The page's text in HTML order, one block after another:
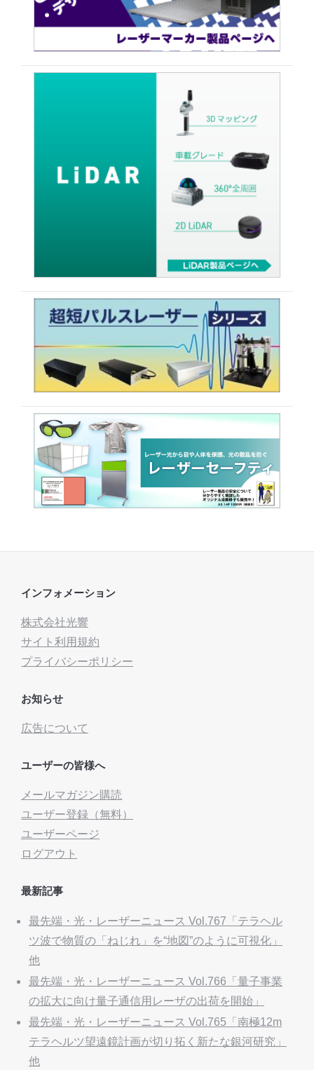
インフォメーション
株式会社光響
サイト利用規約
プライバシーポリシー
お知らせ
広告について
ユーザーの皆様へ
メールマガジン購読
ユーザー登録（無料）
ユーザーページ
ログアウト
最新記事
最先端・光・レーザーニュース Vol.767「テラヘル
ツ波で物質の「ねじれ」を“地図”のように可視化」
他
最先端・光・レーザーニュース Vol.766「量子事業
の拡大に向け量子通信用レーザの出荷を開始」
最先端・光・レーザーニュース Vol.765「南極12m
テラヘルツ望遠鏡計画が切り拓く新たな銀河研究」
他